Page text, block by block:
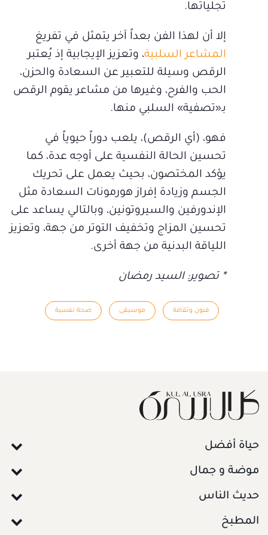
تجلياتها.
إلا أن لهذا الفن بعداً آخر يتمثل في تفريغ
المشاعر السلبية، وتعزيز الإيجابية إذ يُعتبر
الرقص وسيلة للتعبير عن السعادة والحزن،
الحب والفرح، وغيرها من مشاعر يقوم الرقص
بـ«تصفية» السلبي منها.
فهو، (أي الرقص)، يلعب دوراً حيوياً في
تحسين الحالة النفسية على أوجه عدة، كما
يؤكد المختصون، بحيث يعمل على تحريك
الجسم وزيادة إفراز هورمونات السعادة مثل
الإندورفين والسيروتونين، وبالتالي يساعد على
تحسين المزاج وتخفيف التوتر من جهة، وتعزيز
اللياقة البدنية من جهة أخرى.
* تصوير: السيد رمضان
فنون وثقافة موسيقى صحة نفسية
حياة أفضل
موضة و جمال
حديث الناس
المطبخ